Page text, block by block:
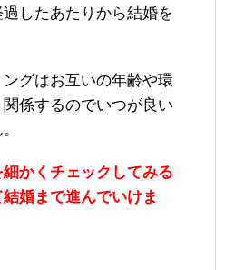
したあたりから結婚を
グはお互いの年齢や環
係するのでいつが良い
かくチェックしてみる
婚まで進んでいけま